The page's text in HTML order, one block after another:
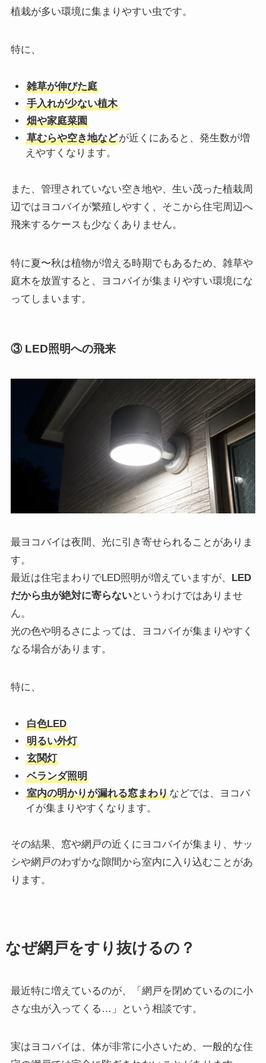
植栽が多い環境に集まりやすい虫です。
特に、
雑草が伸びた庭
手入れが少ない植木
畑や家庭菜園
草むらや空き地などが近くにあると、発生数が増
えやすくなります。
また、管理されていない空き地や、生い茂った植栽周
辺ではヨコバイが繁殖しやすく、そこから住宅周辺へ
飛来するケースも少なくありません。
特に夏〜秋は植物が増える時期でもあるため、雑草や
庭木を放置すると、ヨコバイが集まりやすい環境にな
ってしまいます。
③ LED照明への飛来
最ヨコバイは夜間、光に引き寄せられることがありま
す。
最近は住宅まわりでLED照明が増えていますが、 LED
だから虫が絶対に寄らないというわけではありませ
ん。
光の色や明るさによっては、ヨコバイが集まりやすく
なる場合があります。
特に、
白色LED
明るい外灯
玄関灯
ベランダ照明
室内の明かりが漏れる窓まわりなどでは、ヨコバ
イが集まりやすくなります。
その結果、窓や網戸の近くにヨコバイが集まり、サッ
シや網戸のわずかな隙間から室内に入り込むことがあ
ります。
なぜ網戸をすり抜けるの？
最近特に増えているのが、「網戸を閉めているのに小
さな虫が入ってくる…」という相談です。
実はヨコバイは、体が非常に小さいため、一般的な住